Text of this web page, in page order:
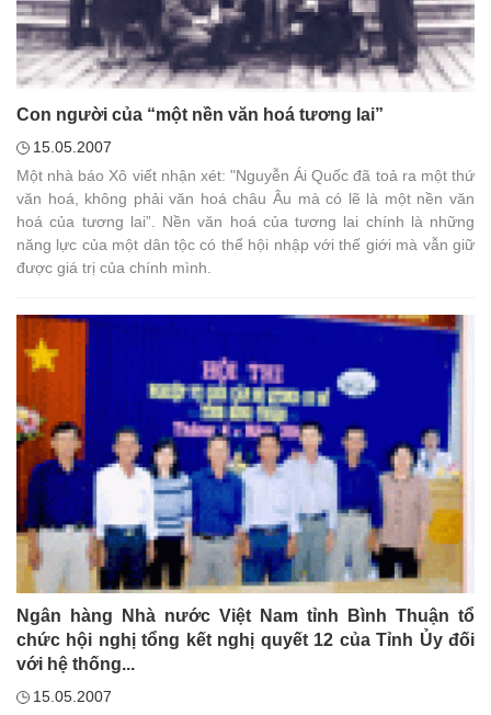
Con người của “một nền văn hoá tương lai”
15.05.2007
Một nhà báo Xô viết nhận xét: "Nguyễn Ái Quốc đã toả ra một thứ
văn hoá, không phải văn hoá châu Âu mà có lẽ là một nền văn
hoá của tương lai”. Nền văn hoá của tương lai chính là những
năng lực của một dân tộc có thể hội nhập với thế giới mà vẫn giữ
được giá trị của chính mình.
Ngân hàng Nhà nước Việt Nam tỉnh Bình Thuận tổ
chức hội nghị tổng kết nghị quyết 12 của Tỉnh Ủy đối
với hệ thống...
15.05.2007